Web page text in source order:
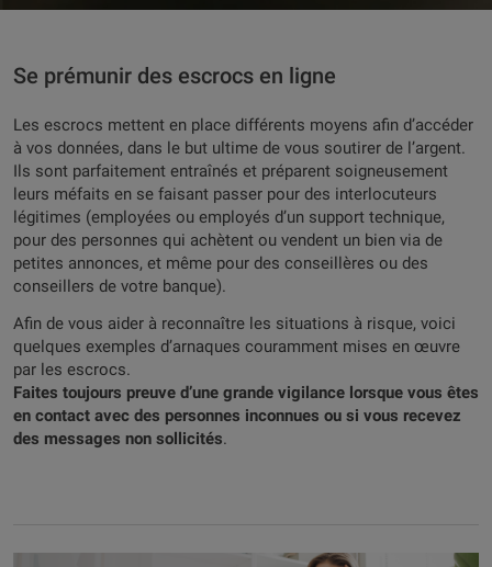
Se prémunir des escrocs en ligne
Les escrocs mettent en place différents moyens afin d’accéder
à vos données, dans le but ultime de vous soutirer de l’argent.
Ils sont parfaitement entraînés et préparent soigneusement
leurs méfaits en se faisant passer pour des interlocuteurs
légitimes (employées ou employés d’un support technique,
pour des personnes qui achètent ou vendent un bien via de
petites annonces, et même pour des conseillères ou des
conseillers de votre banque).
Afin de vous aider à reconnaître les situations à risque, voici
quelques exemples d’arnaques couramment mises en œuvre
par les escrocs.
Faites toujours preuve d’une grande vigilance lorsque vous êtes
en contact avec des personnes inconnues ou si vous recevez
des messages non sollicités.